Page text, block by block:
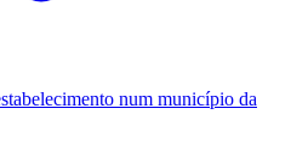
num município da